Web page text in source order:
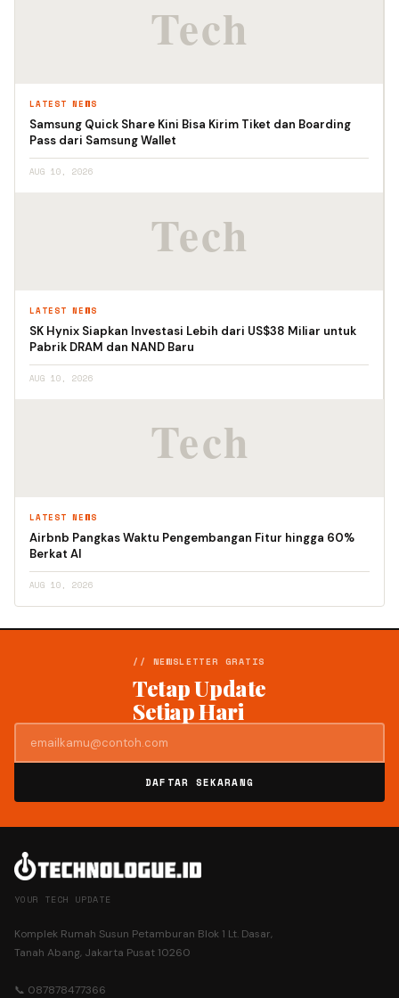
LATEST NEWS
Samsung Quick Share Kini Bisa Kirim Tiket dan Boarding
Pass dari Samsung Wallet
AUG 10, 2026
LATEST NEWS
SK Hynix Siapkan Investasi Lebih dari US$38 Miliar untuk
Pabrik DRAM dan NAND Baru
AUG 10, 2026
LATEST NEWS
Airbnb Pangkas Waktu Pengembangan Fitur hingga 60%
Berkat AI
AUG 10, 2026
// NEWSLETTER GRATIS
Tetap Update
Setiap Hari
DAFTAR SEKARANG
YOUR TECH UPDATE
Komplek Rumah Susun Petamburan Blok 1 Lt. Dasar,
Tanah Abang, Jakarta Pusat 10260
📞 087878477366